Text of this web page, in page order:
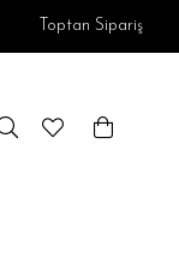
Toptan Sipariş